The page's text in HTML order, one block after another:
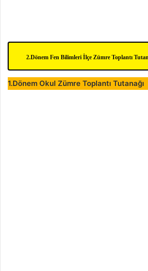
2.Dönem Fen Bilimleri İlçe Zümre Toplantı
1.Dönem Okul Zümre Toplantı Tutanağı